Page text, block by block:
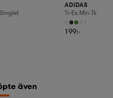
ADIDAS
Tr-Es Min Tk
+1
199:-
även